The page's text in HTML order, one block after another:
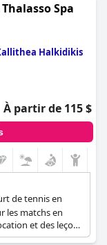
Spa
Halkidikis
À partir de 115 $
de tennis en
les matchs en
et des leçons